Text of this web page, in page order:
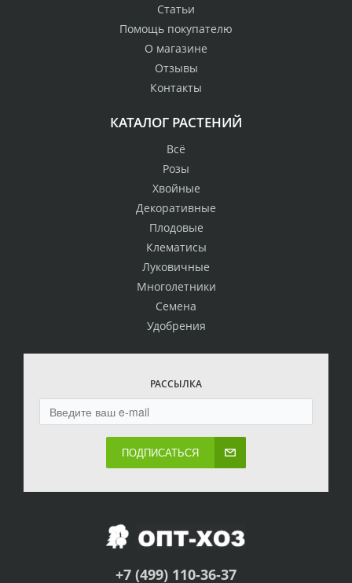
Статьи
Помощь покупателю
О магазине
Отзывы
Контакты
КАТАЛОГ РАСТЕНИЙ
Всё
Розы
Хвойные
Декоративные
Плодовые
Клематисы
Луковичные
Многолетники
Семена
Удобрения
РАССЫЛКА
ПОДПИСАТЬСЯ
+7 (499) 110-36-37